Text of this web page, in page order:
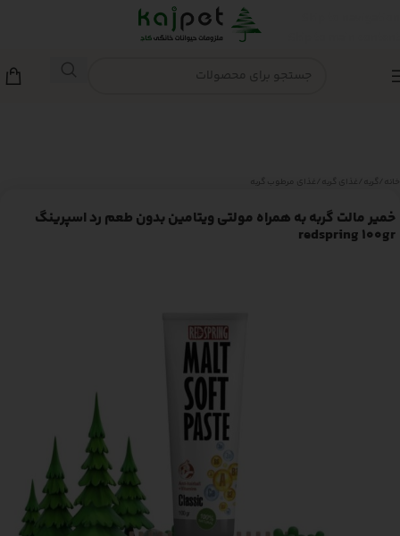
خانه گربه غذای گربه غذای مرطوب گربه
خمیر مالت گربه به همراه مولتی ویتامین بدون طعم رد اسپرینگ
redspring 100gr